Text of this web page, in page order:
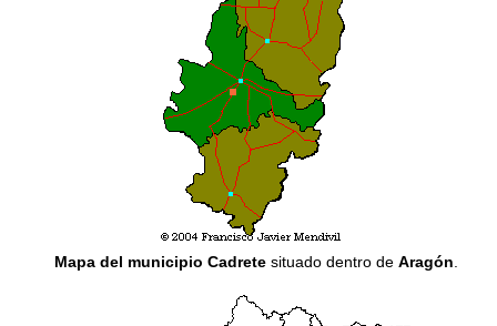
Mapa del municipio Cadrete situado dentro de Aragón